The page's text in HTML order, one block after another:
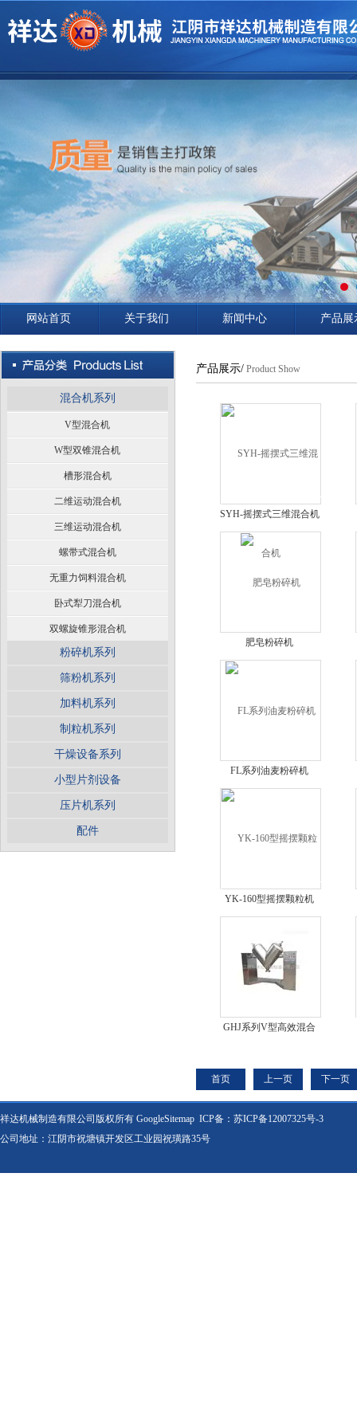
网站首页 关于我们 新闻中心 产品展
混合机系列
V型混合机
W型双锥混合机
槽形混合机
二维运动混合机
三维运动混合机
螺带式混合机
无重力饲料混合机
卧式犁刀混合机
双螺旋锥形混合机
粉碎机系列
筛粉机系列
加料机系列
制粒机系列
干燥设备系列
小型片剂设备
压片机系列
配件
产品展示/ Product Show
SYH-摇摆式三维混合机
肥皂粉碎机
FL系列油麦粉碎机
YK-160型摇摆颗粒机
GHJ系列V型高效混合
首页 上一页 下一页
祥达机械制造有限公司版权所有 GoogleSitemap ICP备： 苏ICP备12007325号-3
公司地址：江阴市祝塘镇开发区工业园祝璜路35号